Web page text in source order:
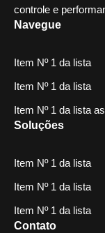
controle e
Navegue
Item Nº 1 da lista
Item Nº 1 da lista
Item Nº 1 da lista as
Soluções
Item Nº 1 da lista
Item Nº 1 da lista
Item Nº 1 da lista
Contato